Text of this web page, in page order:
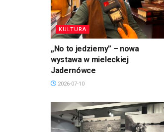
KULTURA
„No to jedziemy” – nowa
wystawa w mieleckiej
Jadernówce
2026-07-10